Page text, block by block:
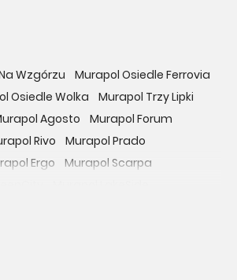
Wzgórzu
Murapol Osiedle Ferrovia
Osiedle Wolka
Murapol Trzy Lipki
Agosto
Murapol Forum
Rivo
Murapol Prado
Ergo
Murapol Scarpa